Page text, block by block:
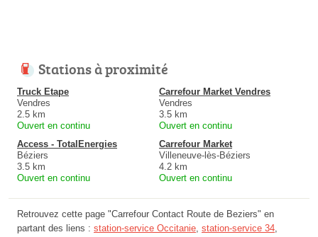
Stations à proximité
Truck Etape
Vendres
2.5 km
Ouvert en continu
Carrefour Market Vendres
Vendres
3.5 km
Ouvert en continu
Access - TotalEnergies
Béziers
3.5 km
Ouvert en continu
Carrefour Market
Villeneuve-lès-Béziers
4.2 km
Ouvert en continu
Retrouvez cette page "Carrefour Contact Route de Beziers" en
partant des liens : station-service Occitanie station-service 34